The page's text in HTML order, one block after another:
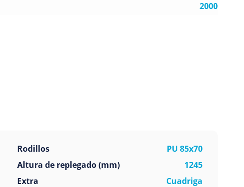
2000
Rodillos
PU 85x70
Altura de replegado (mm)
1245
Extra
Cuadriga